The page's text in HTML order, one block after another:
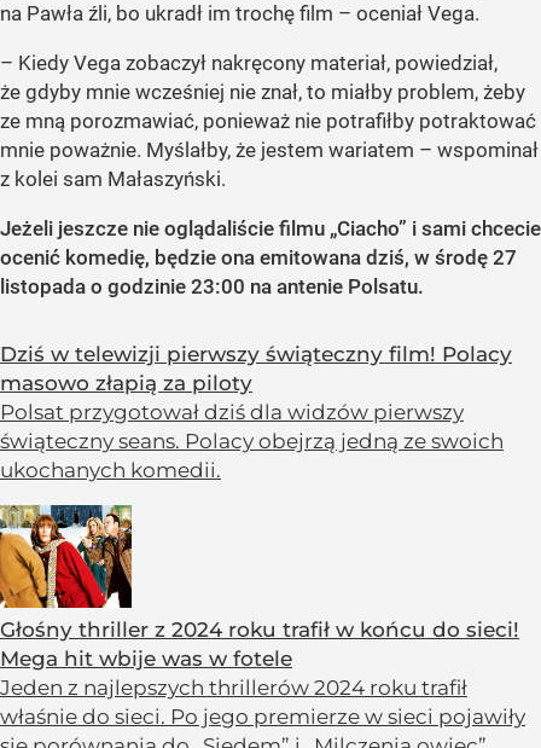
na Pawła źli, bo ukradł im trochę film – oceniał Vega.
– Kiedy Vega zobaczył nakręcony materiał, powiedział,
że gdyby mnie wcześniej nie znał, to miałby problem, żeby
ze mną porozmawiać, ponieważ nie potrafiłby potraktować
mnie poważnie. Myślałby, że jestem wariatem – wspominał
z kolei sam Małaszyński.
Jeżeli jeszcze nie oglądaliście filmu „Ciacho” i sami chcecie
ocenić komedię, będzie ona emitowana dziś, w środę 27
listopada o godzinie 23:00 na antenie Polsatu.
Dziś w telewizji pierwszy świąteczny film! Polacy
masowo złapią za piloty
Polsat przygotował dziś dla widzów pierwszy
świąteczny seans. Polacy obejrzą jedną ze swoich
ukochanych komedii.
Głośny thriller z 2024 roku trafił w końcu do sieci!
Mega hit wbije was w fotele
Jeden z najlepszych thrillerów 2024 roku trafił
właśnie do sieci. Po jego premierze w sieci pojawiły